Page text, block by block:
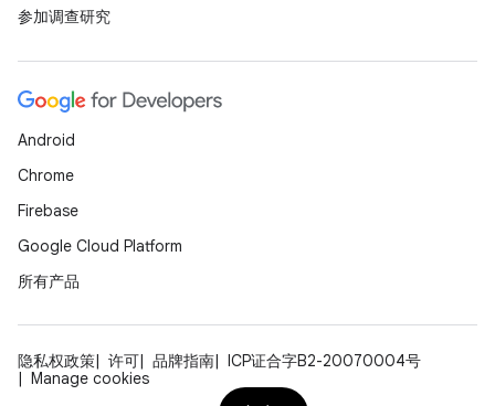
参加调查研究
Android
Chrome
Firebase
Google Cloud Platform
所有产品
隐私权政策 许可 品牌指南
ICP证合字B2-20070004号
Manage cookies